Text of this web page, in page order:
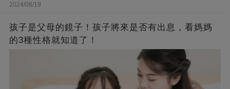
2024/08/19
孩子是父母的鏡子！孩子將來是否有出息，看媽媽
的3種性格就知道了！